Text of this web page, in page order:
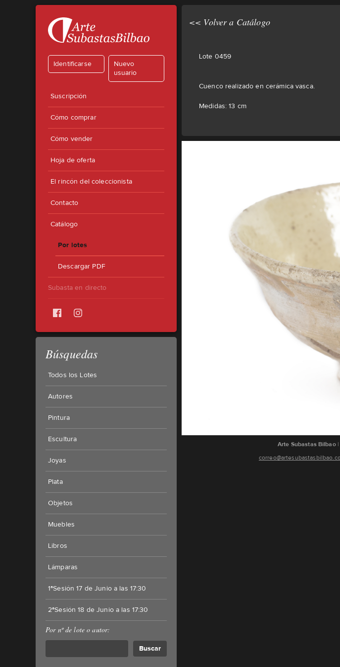
Identificarse
Nuevo
usuario
Suscripción
Cómo comprar
Cómo vender
Hoja de oferta
El rincón del coleccionista
Contacto
Catálogo
Por lotes
Descargar PDF
Subasta en directo
Búsquedas
Todos los Lotes
Autores
Pintura
Escultura
Joyas
Plata
Objetos
Muebles
Libros
Lámparas
1ªSesión 17 de Junio a las 17:30
2ªSesión 18 de Junio a las 17:30
Por nº de lote o autor:
Buscar
<< Volver a Catálogo
Lote 0459
Cuenco realizado en cerámica vasca.
Medidas: 13 cm
Arte Subastas Bilbao